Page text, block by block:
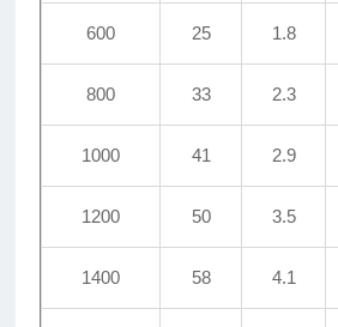
600 25 1.8
800 33 2.3
1000 41 2.9
1200 50 3.5
1400 58 4.1